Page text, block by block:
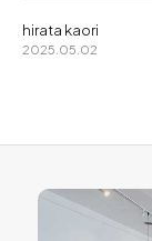
hirata kaori
2025.05.02